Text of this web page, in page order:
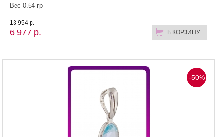
Вес 0.54 гр
6 977 р. В КОРЗИНУ
13 954 р.
-50%